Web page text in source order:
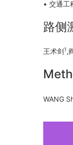
• 交通
路侧
王术剑1,
WANG